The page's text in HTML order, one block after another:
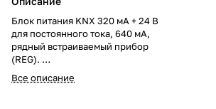
Блок питания KNX 320 мA + 24 В
для постоянного тока, 640 мА,
рядный встраиваемый прибор
(REG).
Блок питания KNX 320 мA + 24 В
для постоянного тока, 640 мА,
Все описание